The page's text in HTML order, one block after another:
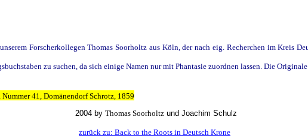
Forscherkollegen Thomas Soorholtz aus Köln, der nach eig. Recherchen im Kreis
zu suchen, da sich einige Namen nur mit Phantasie zuordnen lassen.Die
41, Domänendorf Schrotz, 1859
2004 by Thomas Soorholtzund Joachim Schulz
zurück zu: Back to the Roots in Deutsch Krone